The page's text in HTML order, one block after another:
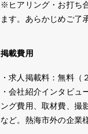
※ヒアリング・お打ち
ます。あらかじめご了
掲載費用
・求人掲載料：無料（
・会社紹介インタビュ
ング費用、取材費、撮
など。熱海市外の企業